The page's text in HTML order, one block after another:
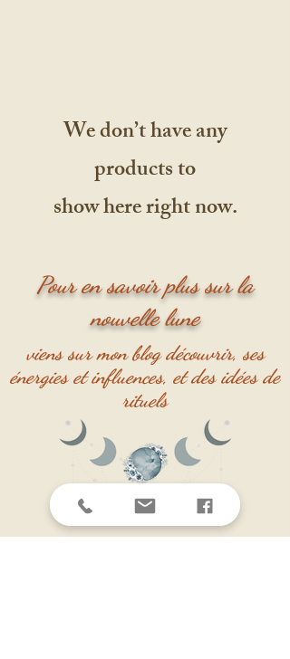
We don’t have any
products to
show here right now.
Pour en savoir plus sur la
nouvelle lune
viens sur mon blog découvrir, ses
énergies et influences, et des idées de
rituels